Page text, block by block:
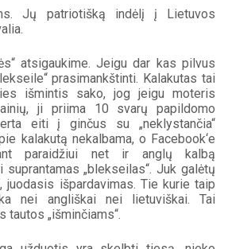
Jų patriotišką indėlį į Lietuvos
atsigaukime. Jeigu dar kas pilvus
prasimankštinti. Kalakutas tai
išmintis sako, jog jeigu moteris
ji priima 10 svarų papildomo
eiti į ginčus su „neklystančia“
kalakutą nekalbama, o Facebook‘e
paraidžiui net ir anglų kalbą
suprantamas „blekseilas“. Juk galėtų
juodasis išpardavimas. Tie kurie taip
nei angliškai nei lietuviškai. Tai
„išminčiams“.